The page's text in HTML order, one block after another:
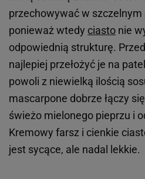
przechowywać w
ponieważ wtedy ciasto nie
odpowiednią strukturę.
najlepiej przełożyć je na
powoli z niewielką ilością
mascarpone dobrze łączy
świeżo mielonego pieprzu i
Kremowy farsz i cienkie
jest sycące, ale nadal lekkie.